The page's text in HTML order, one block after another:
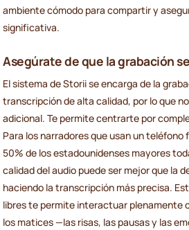
ambiente cómodo para compartir y
significativa.
Asegúrate de que la grabación
El sistema de Storii se encarga de la
transcripción de alta calidad, por lo que
adicional. Te permite centrarte por
Para los narradores que usan un
50% de los estadounidenses mayores
calidad del audio puede ser mejor que la
haciendo la transcripción más precisa.
libres te permite interactuar plenamente
los matices —las risas, las pausas y las